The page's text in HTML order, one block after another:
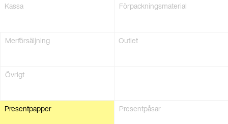
Kassa Förpacknings­material
Merförsäljning Outlet
Övrigt
Present­papper Present­påsar